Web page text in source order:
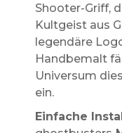
Shooter-Griff,
Kultgeist aus
legendäre
Handbemalt
Universum
ein.
Einfache